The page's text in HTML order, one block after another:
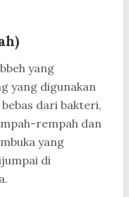
yang
yang digunakan
dari bakteri,
rempah dan
yang
di